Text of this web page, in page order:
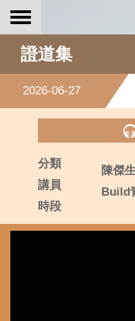
Toggle
證道集
2026-06-27
分類
講員
時段
陳傑
Build